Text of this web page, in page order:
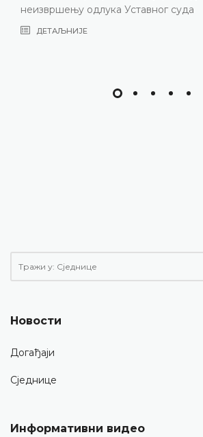
Новости
Догађаји
Сједнице
Информативни видео